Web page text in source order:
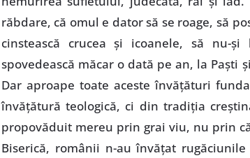
răbdare, că omul e dator să se roage, să
cinstească crucea şi icoanele, să nu-
spovedească măcar o dată pe an, la Paşti
Dar aproape toate aceste învăţături
învăţătură teologică, ci din tradiţia
propovăduit mereu prin grai viu, nu prin
Biserică, românii n-au învăţat